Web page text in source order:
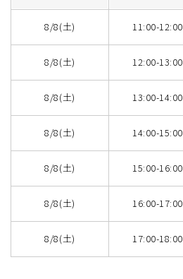
8/8(土) 11:00-12:00
8/8(土) 12:00-13:00
8/8(土) 13:00-14:00
8/8(土) 14:00-15:00
8/8(土) 15:00-16:00
8/8(土) 16:00-17:00
8/8(土) 17:00-18:00